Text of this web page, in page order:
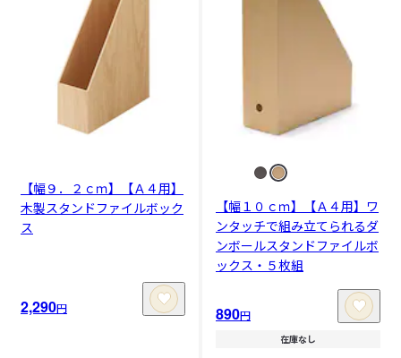
【幅９．２ｃｍ】【Ａ４用】
木製スタンドファイルボック
ス
2,290円
【幅１０ｃｍ】【Ａ４用】ワ
ンタッチで組み立てられるダ
ンボールスタンドファイルボ
ックス・５枚組
890円
在庫なし